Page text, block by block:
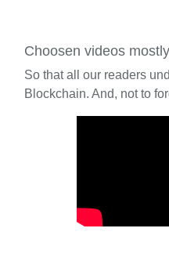
Choosen videos
So that all our readers
Blockchain. And, not to